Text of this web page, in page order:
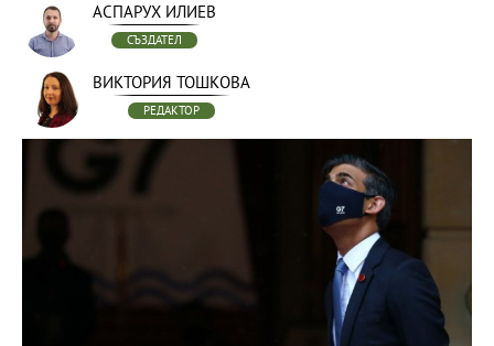
АСПАРУХ ИЛИЕВ
СЪЗДАТЕЛ
ВИКТОРИЯ ТОШКОВА
РЕДАКТОР